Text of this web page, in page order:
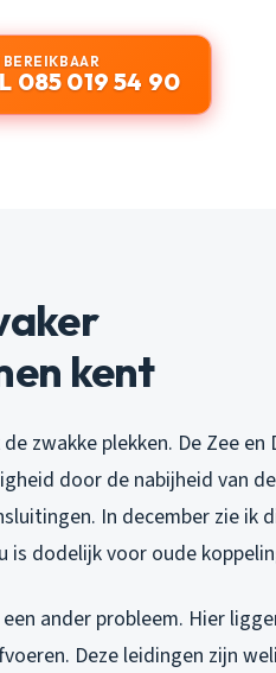
BEREIKBAAR
085 019 54 90
kent
zwakke plekken. De Zee
door de nabijheid van
In december zie ik
dodelijk voor oude
ander probleem. Hier
Deze leidingen zijn